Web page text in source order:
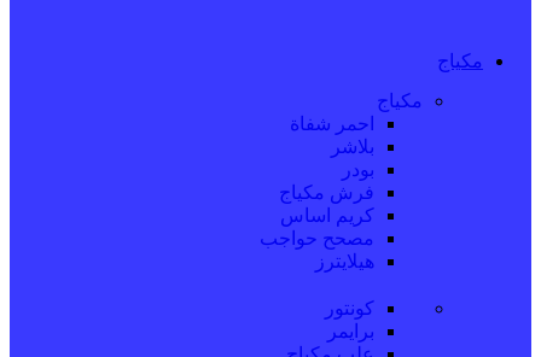
مكياج
مكياج
احمر شفاة
بلاشر
بودر
فرش مكياج
كريم اساس
مصحح حواجب
هيلايترز
كونتور
برايمر